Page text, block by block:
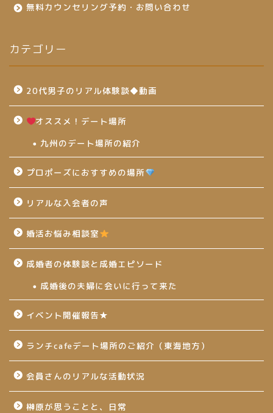
無料カウンセリング予約・お問い合わせ
カテゴリー
20代男子のリアル体験談◆動画
オススメ！デート場所
九州のデート場所の紹介
プロポーズにおすすめの場所
リアルな入会者の声
婚活お悩み相談室
成婚者の体験談と成婚エピソード
成婚後の夫婦に会いに行って来た
イベント開催報告★
ランチcafeデート場所のご紹介（東海地方）
会員さんのリアルな活動状況
榊原が思うことと、日常